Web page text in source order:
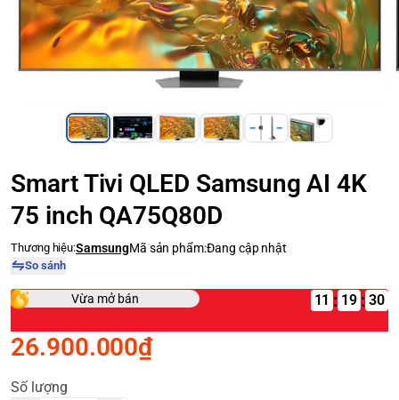
Smart Tivi QLED Samsung AI 4K
75 inch QA75Q80D
Thương hiệu:SamsungMã sản phẩm:Đang cập nhật
So sánh
Vừa mở bán 11 : :
26.900.000₫
Số lượng